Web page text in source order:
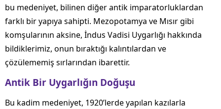
bu medeniyet, bilinen diğer antik imparatorluklardan
farklı bir yapıya sahipti. Mezopotamya ve Mısır gibi
komşularının aksine, İndus Vadisi Uygarlığı hakkında
bildiklerimiz, onun bıraktığı kalıntılardan ve
çözülememiş sırlarından ibarettir.
Antik Bir Uygarlığın Doğuşu
Bu kadim medeniyet, 1920’lerde yapılan kazılarla